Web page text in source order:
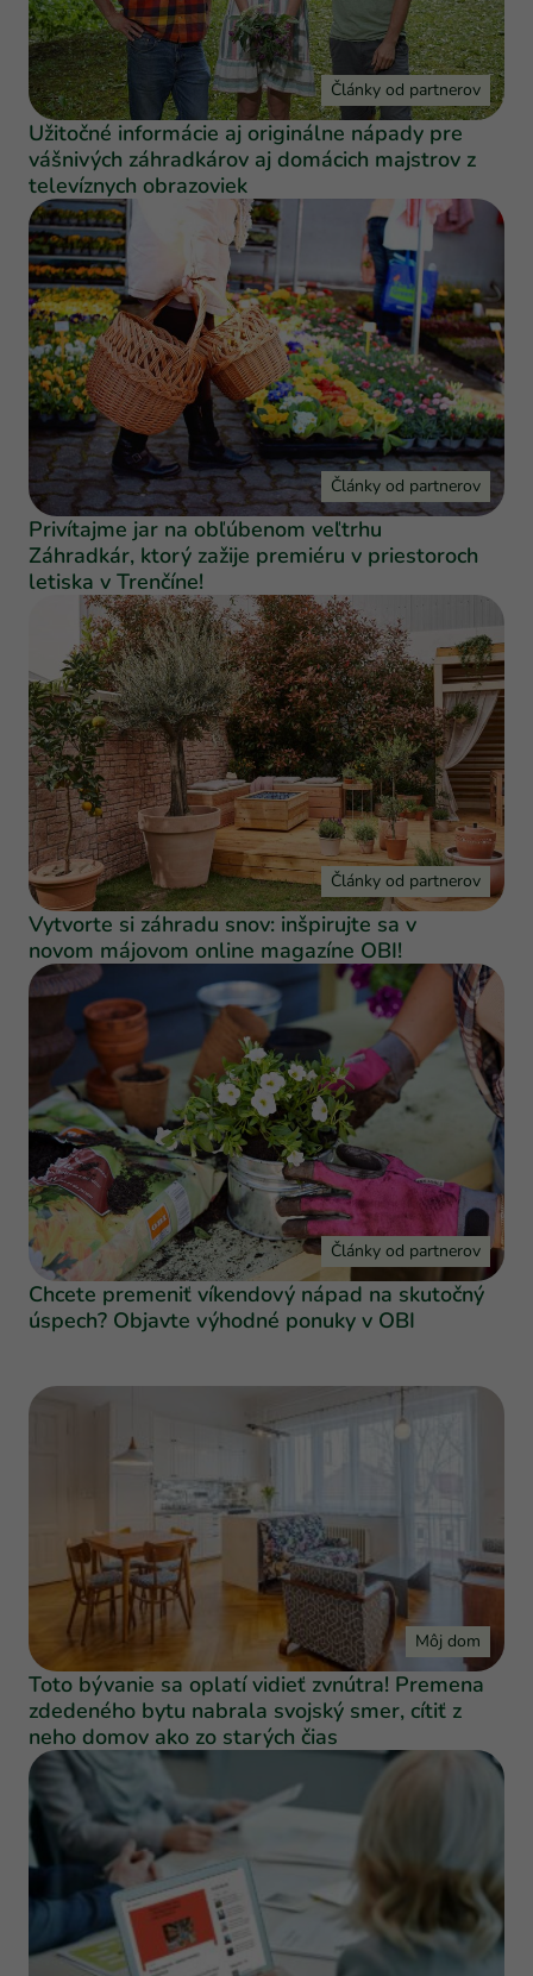
Články od partnerov
Užitočné informácie aj originálne nápady pre
vášnivých záhradkárov aj domácich majstrov z
televíznych obrazoviek
Články od partnerov
Privítajme jar na obľúbenom veľtrhu
Záhradkár, ktorý zažije premiéru v priestoroch
letiska v Trenčíne!
Články od partnerov
Vytvorte si záhradu snov: inšpirujte sa v
novom májovom online magazíne OBI!
Články od partnerov
Chcete premeniť víkendový nápad na skutočný
úspech? Objavte výhodné ponuky v OBI
Môj dom
Toto bývanie sa oplatí vidieť zvnútra! Premena
zdedeného bytu nabrala svojský smer, cítiť z
neho domov ako zo starých čias